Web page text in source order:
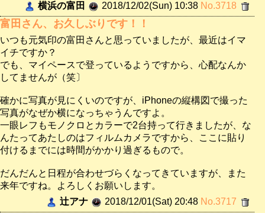
横浜の富田
2018/12/02(Sun) 10:38 No.3718
富田さん、お久しぶりです！！
いつも元気印の富田さんと思っていましたが、最近はイマ
イチですか？
でも、マイペースで登っているようですから、心配なんか
してませんが（笑〕
確かに写真が見にくいのですが、iPhoneの縦構図で撮った
写真がなぜか横になっちゃうんですよ。
一眼レフもモノクロとカラーで2台持って行きましたが、な
んたってあたしのはフィルムカメラですから、ここに貼り
付けるまでには時間がかかり過ぎるもので。
だんだんと日程が合わせづらくなってきていますが、また
来年ですね。よろしくお願いします。
辻アナ
2018/12/01(Sat) 20:48 No.3717